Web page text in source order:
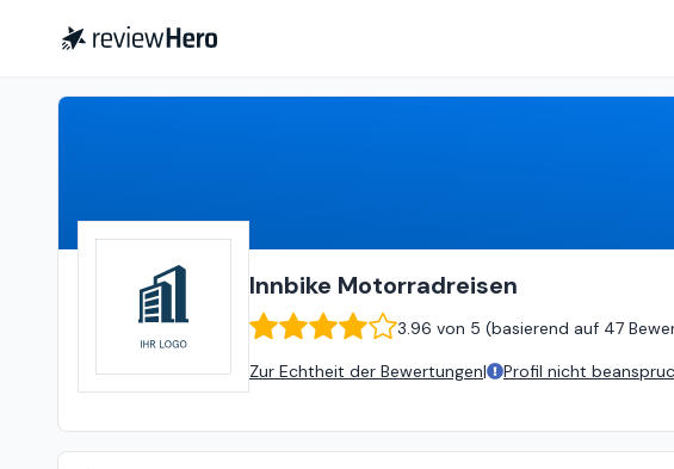
Innbike Motorradreisen
3.96 von 5 (basierend auf 47
Zur Echtheit der Bewertungen| Profil nicht